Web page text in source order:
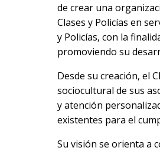
de crear una
Clases y Policías en
y Policías, con la
promoviendo su
Desde su creación, el
sociocultural de sus
y atención
existentes para el
Su visión se orienta a